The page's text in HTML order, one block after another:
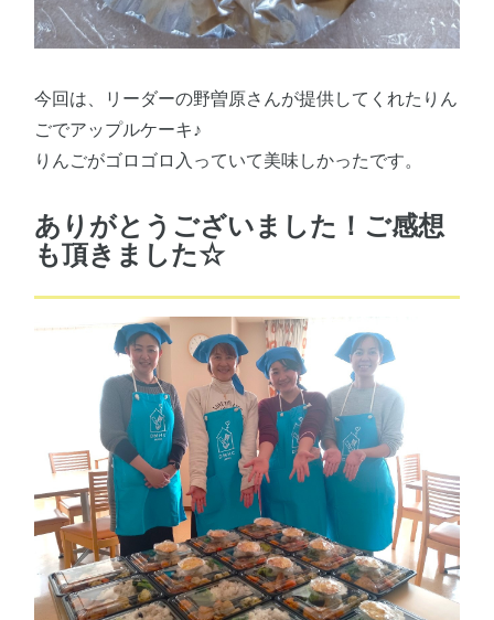
今回は、リーダーの野曽原さんが提供してくれたりん
ごでアップルケーキ♪
りんごがゴロゴロ入っていて美味しかったです。
ありがとうございました！ご感想
も頂きました☆